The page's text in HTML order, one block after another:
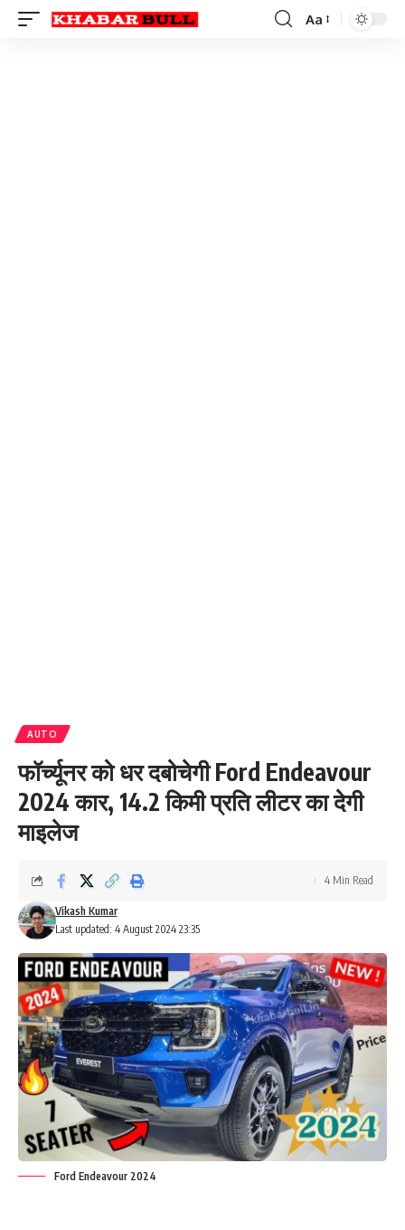
Font
Aa
AUTO
फॉर्च्यूनर को धर दबोचेगी Ford Endeavour
2024 कार, 14.2 किमी प्रति लीटर का देगी
माइलेज
Last updated: 4 August 2024 23:35
Vikash Kumar
4 Min Read
Ford Endeavour 2024